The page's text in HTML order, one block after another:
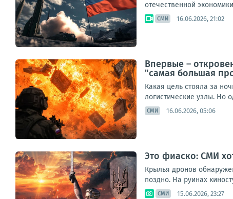
отечественной
СМИ 16.06.2026, 21:02
Впервые –
"самая большая
Какая цель стояла за
логистические узлы. Но
СМИ 16.06.2026, 05:06
Это фиаско: СМИ
Крылья дронов
поздно. На руинах
СМИ 15.06.2026, 23:27